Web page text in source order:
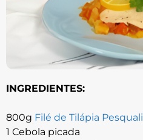
INGREDIENTES:
800g Filé de Tilápia Pesquali
1 Cebola picada